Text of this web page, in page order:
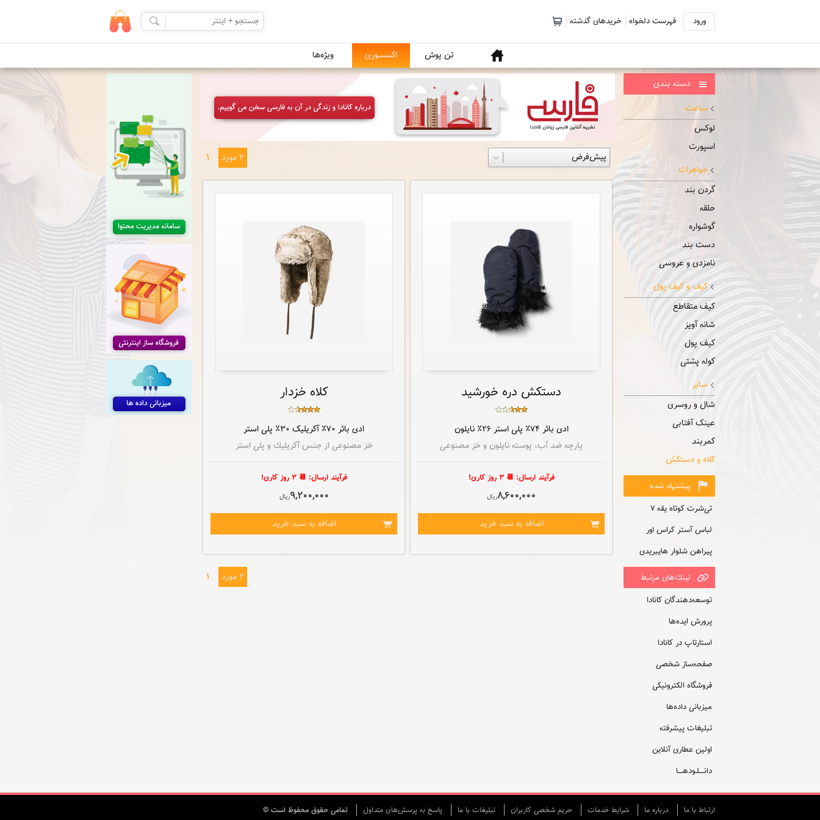
ورود فهرست دلخواه خریدهای گذشته
خانه تن پوش اکسسوری ویژه‌ها
دسته بندی
ساعت
لوکس
اسپورت
جواهرات
گردن بند
حلقه
گوشواره
دست بند
نامزدی و عروسی
کیف و کیف پول
کیف متقاطع
شانه آویز
کیف پول
کوله پشتی
سایر
شال و روسری
عینک آفتابی
کمربند
کلاه و دستکش
پیشنهاد شده
تی‌شرت کوتاه یقه ۷
لباس آستر کراس اور
پیراهن شلوار هایبریدی
لينك‌های مرتبط
توسعه‌دهندگان کانادا
پرورش ایده‌ها
استارتاپ در کانادا
صفحه‌ساز شخصی
فروشگاه الکترونیکی
میزبانی داده‌ها
تبلیغات پیشرفته
اولین عطاری آنلاین
دانــــلـودهــــا
2 مورد 1
دستکش دره خورشید
ادی بائر ۷۴٪ پلی استر ۲۶٪ نایلون
پارچه ضد آب، پوسته نایلون و خز مصنوعی
فرآيند ارسال: 📆 ۳ روز کاری!
8,600,000ريال
اضافه به سبد خريد
کلاه خزدار
ادی بائر ۷۰٪ آکریلیک ۳۰٪ پلی استر
خز مصنوعی از جنس آكریلیك و پلی استر
فرآيند ارسال: 📆 ۳ روز کاری!
9,200,000ريال
اضافه به سبد خريد
2 مورد 1
ارتباط با ما درباره ما شرایط خدمات حريم شخصی كاربران تبليغات با ما پاسخ به پرسش‌های متداول تمامی حقوق محفوظ است ©